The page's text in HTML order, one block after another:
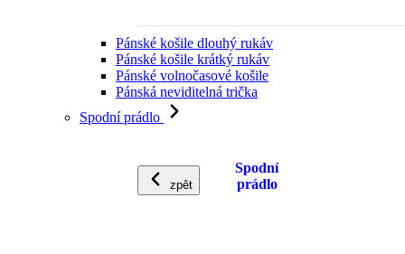
Pánské košile dlouhý rukáv
Pánské košile krátký rukáv
Pánské volnočasové košile
Pánská neviditelná trička
Spodní prádlo
zpět
Spodní
prádlo